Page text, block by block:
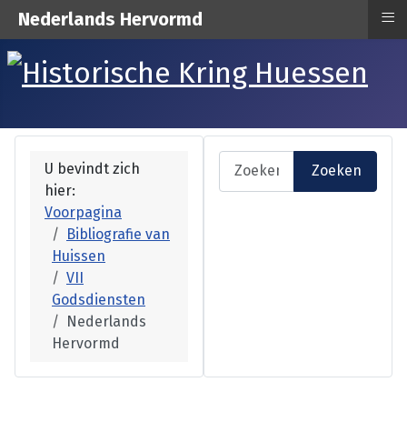
U bevindt zich
hier:
Voorpagina
Bibliografie van
Huissen
VII
Godsdiensten
Nederlands
Hervormd
Zoeken
Zoeken
Nederlands Hervormd ≡